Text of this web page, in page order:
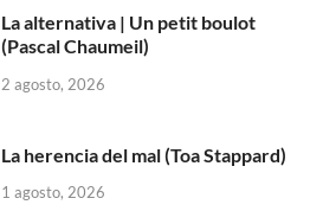
La alternativa | Un petit boulot
(Pascal Chaumeil)
2 agosto, 2026
La herencia del mal (Toa Stappard)
1 agosto, 2026